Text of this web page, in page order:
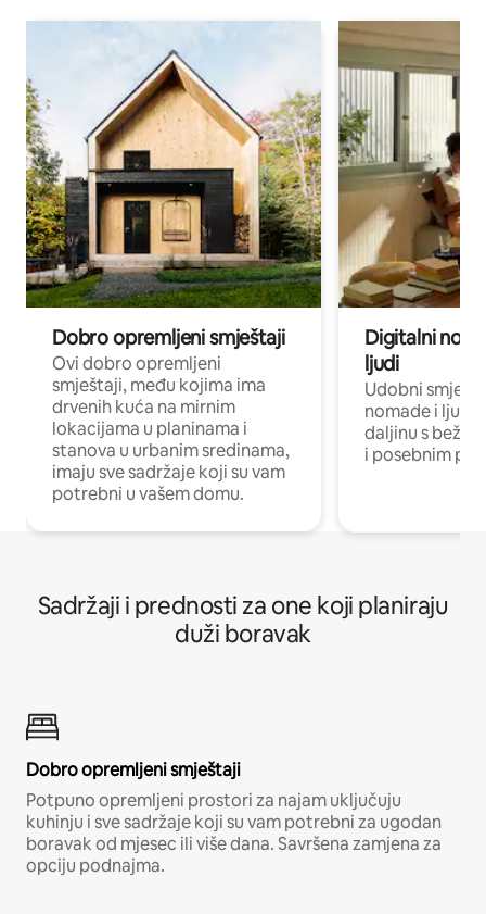
Dobro opremljeni smještaji
Ovi dobro opremljeni
smještaji, među kojima ima
drvenih kuća na mirnim
lokacijama u planinama i
stanova u urbanim sredinama,
imaju sve sadržaje koji su vam
potrebni u vašem domu.
Digitalni
ljudi
Udobni
nomade i ljude
daljinu s
i posebnim
Sadržaji i prednosti za one koji planiraju
duži boravak
Dobro opremljeni smještaji
Potpuno opremljeni prostori za najam uključuju
kuhinju i sve sadržaje koji su vam potrebni za ugodan
boravak od mjesec ili više dana. Savršena zamjena za
opciju podnajma.